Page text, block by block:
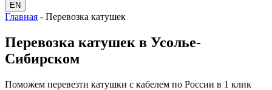
EN
Главная - Перевозка катушек
Перевозка катушек в Усолье-
Сибирском
Поможем перевезти катушки с кабелем по России в 1 клик